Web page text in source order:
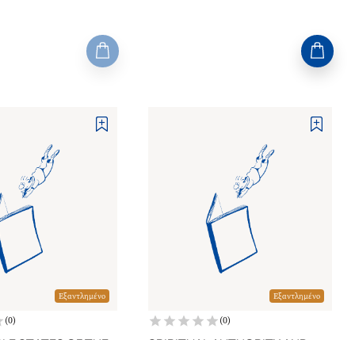
Εξαντλημένο
(0)
Εξαντλημένο
(0)